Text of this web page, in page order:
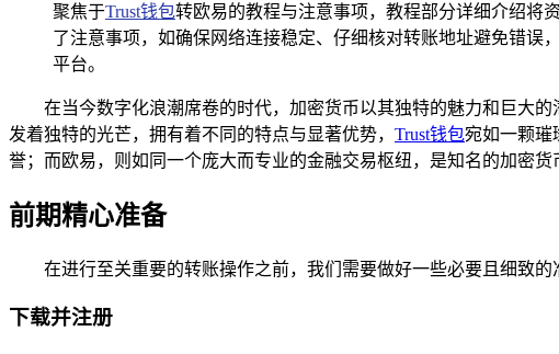
聚焦于Trust钱包转欧易的教程与注意事项，教程部分详细介绍将
了注意事项，如确保网络连接稳定、仔细核对转账地址避免错误
平台。
在当今数字化浪潮席卷的时代，加密货币以其独特的魅力和巨大
发着独特的光芒，拥有着不同的特点与显著优势， Trust钱包宛如一颗璀
誉；而欧易，则如同一个庞大而专业的金融交易枢纽，是知名的加密
前期精心准备
在进行至关重要的转账操作之前，我们需要做好一些必要且细致
下载并注册